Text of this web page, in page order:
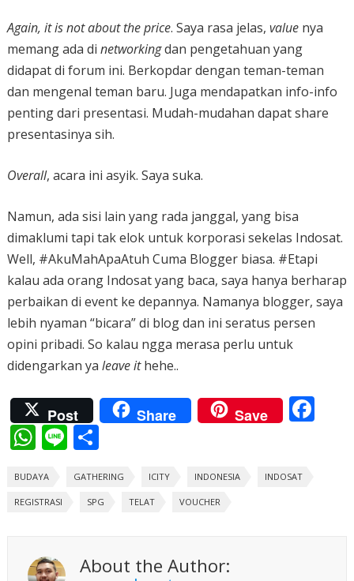
Again, it is not about the price. Saya rasa jelas, valuenya
memang ada di networkingdan pengetahuan yang
didapat di forum ini. Berkopdar dengan teman-teman
dan mengenal teman baru. Juga mendapatkan info-info
penting dari presentasi. Mudah-mudahan dapat share
presentasinya sih.
Overall, acara ini asyik. Saya suka.
Namun, ada sisi lain yang rada janggal, yang bisa
dimaklumi tapi tak elok untuk korporasi sekelas Indosat.
Well, #AkuMahApaAtuh Cuma Blogger biasa. #Etapi
kalau ada orang Indosat yang baca, saya hanya berharap
perbaikan di event ke depannya. Namanya blogger, saya
lebih nyaman “bicara” di blog dan ini seratus persen
opini pribadi. So kalau ngga merasa perlu untuk
didengarkan ya leave ithehe..
Post Share Save F
W
at
s
p
Li
e
S
ar
e
BUDAYA GATHERING ICITY INDONESIA INDOSAT
REGISTRASI SPG TELAT VOUCHER
About the Author: